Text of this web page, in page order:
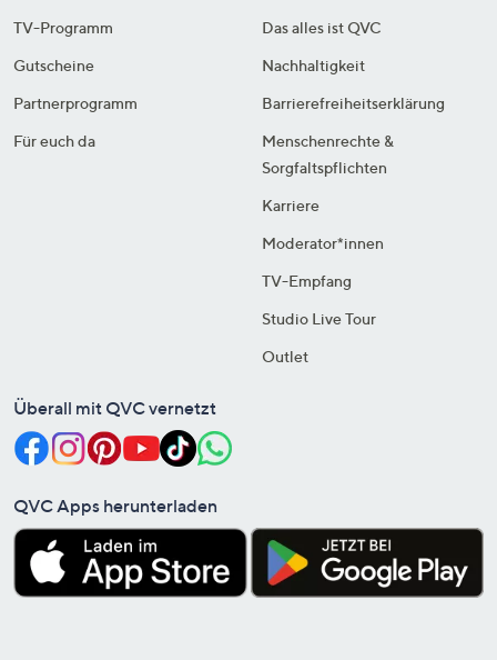
TV-Programm
Gutscheine
Partnerprogramm
Für euch da
Das alles ist QVC
Nachhaltigkeit
Barrierefreiheitserklärung
Menschenrechte &
Sorgfaltspflichten
Karriere
Moderator*innen
TV-Empfang
Studio Live Tour
Outlet
Überall mit QVC vernetzt
QVC Apps herunterladen